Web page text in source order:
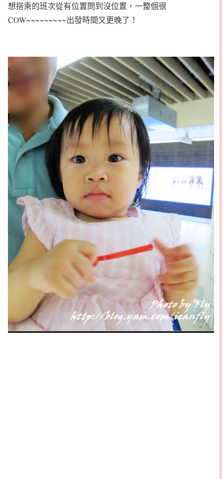
想搭乘的班次從有位置問到沒位置，一整個很
COW~~~~~~~~~出發時間又更晚了！